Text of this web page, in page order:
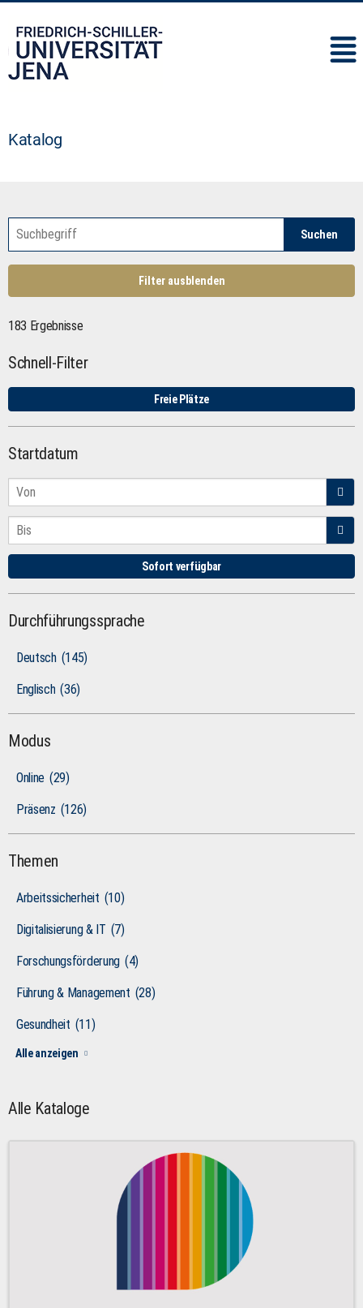
Katalog
Suchen
Filter ausblenden
183 Ergebnisse
Schnell-Filter
Freie Plätze
Startdatum
Sofort verfügbar
Durchführungssprache
Deutsch (145)
Englisch (36)
Modus
Online (29)
Präsenz (126)
Themen
Arbeitssicherheit (10)
Digitalisierung & IT (7)
Forschungsförderung (4)
Führung & Management (28)
Gesundheit (11)
Alle anzeigen
Alle Kataloge